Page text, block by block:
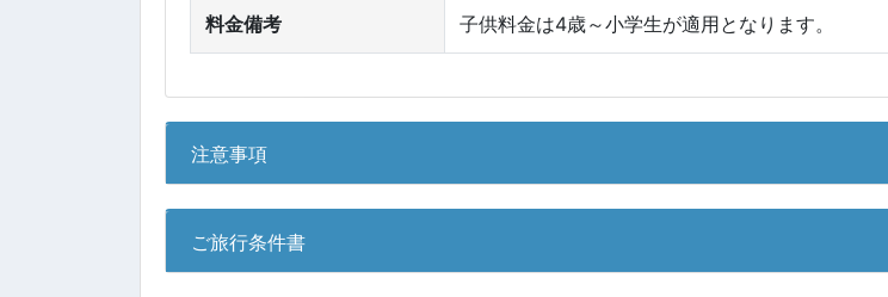
料金備考 子供料金は4歳～小学生が適用となります。
注意事項
ご旅行条件書